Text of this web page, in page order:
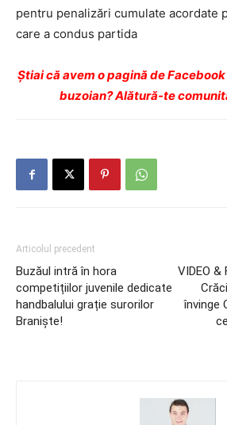
pentru penalizări cumulate acordate
care a condus partida
Ştiai că avem o pagină de
buzoian? Alătură-te
Articolul precedent
Buzăul intră în hora
competițiilor juvenile dedicate
handbalului grație surorilor
Braniște!
VIDEO &
învinge